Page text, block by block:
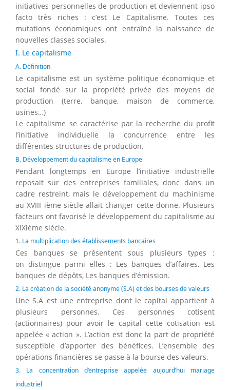
initiatives personnelles de production et deviennent ipso
facto très riches : c’est Le Capitalisme. Toutes ces
mutations économiques ont entraîné la naissance de
nouvelles classes sociales.
I. Le capitalisme
A. Définition
Le capitalisme est un système politique économique et
social fondé sur la propriété privée des moyens de
production (terre, banque, maison de commerce,
usines…)
Le capitalisme se caractérise par la recherche du profit
l’initiative individuelle la concurrence entre les
différentes structures de production.
B. Développement du capitalisme en Europe
Pendant longtemps en Europe l’initiative industrielle
reposait sur des entreprises familiales, donc dans un
cadre restreint, mais le développement du machinisme
au XVIII ième siècle allait changer cette donne. Plusieurs
facteurs ont favorisé le développement du capitalisme au
XIXième siècle.
1. La multiplication des établissements bancaires
Ces banques se présentent sous plusieurs types :
on distingue parmi elles : Les banques d’affaires, Les
banques de dépôts, Les banques d’émission.
2. La création de la société anonyme (S.A) et des bourses de valeurs
Une S.A est une entreprise dont le capital appartient à
plusieurs personnes. Ces personnes cotisent
(actionnaires) pour avoir le capital cette cotisation est
appelée « action ». L’action est donc la part de propriété
susceptible d’apporter des bénéfices. L’ensemble des
opérations financières se passe à la bourse des valeurs.
3. La concentration d’entreprise appelée aujourd’hui mariage
industriel